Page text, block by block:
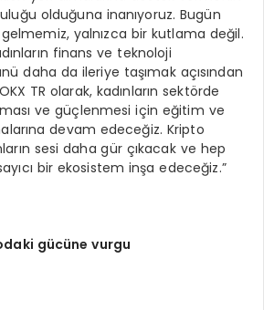
olduğuna inanıyoruz. Bugün
yalnızca bir kutlama değil.
finans ve teknoloji
daha da ileriye taşımak açısından
TR olarak, kadınların sektörde
ve güçlenmesi için eğitim ve
devam edeceğiz. Kripto
sesi daha gür çıkacak ve hep
bir ekosistem inşa edeceğiz.”
gücüne vurgu